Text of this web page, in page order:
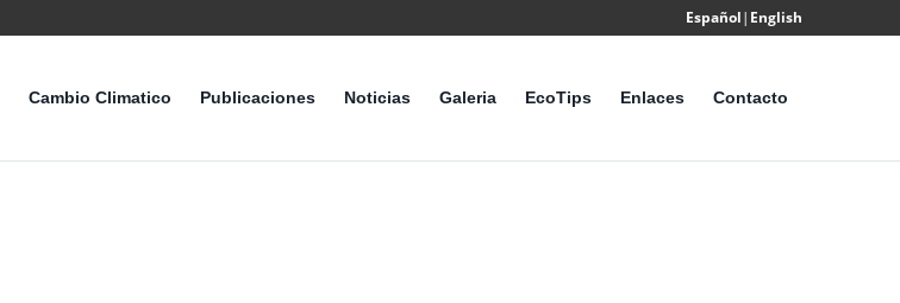
Español| English
Cambio Climatico Publicaciones Noticias Galeria EcoTips Enlaces Contacto